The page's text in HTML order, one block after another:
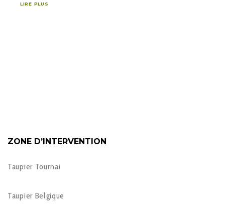
LIRE PLUS
ZONE D’INTERVENTION
Taupier Tournai
Taupier Belgique